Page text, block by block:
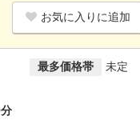
お気に入りに追加
最多価格帯
未定